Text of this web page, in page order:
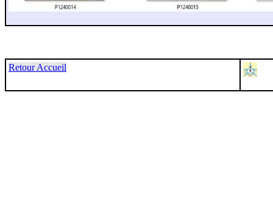
Retour Accueil